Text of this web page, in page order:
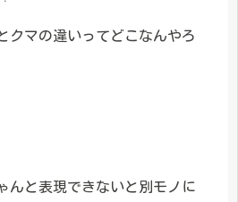
クマの違いってどこなんやろ
んと表現できないと別モノに